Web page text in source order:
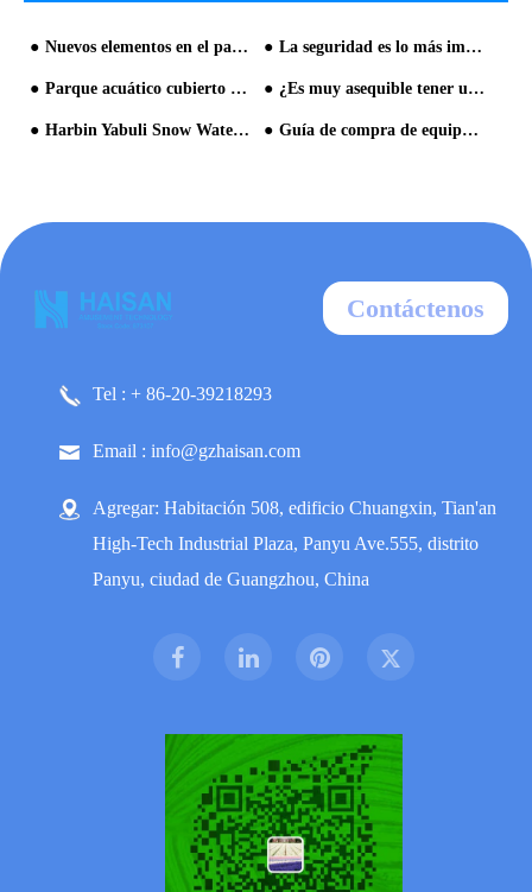
Nuevos elementos en el parque acuático La seguridad es lo más importante en la operación del parque acuático
Parque acuático cubierto convertido en popular ¿Es muy asequible tener un precio bajo en un parque acuático?
Harbin Yabuli Snow Water World abrió hasta veinte mil pasajeros en el primer día Guía de compra de equipo de parque acuático
Contáctenos
Tel : + 86-20-39218293
Email : info@gzhaisan.com
Agregar: Habitación 508, edificio Chuangxin, Tian'an
High-Tech Industrial Plaza, Panyu Ave.555, distrito
Panyu, ciudad de Guangzhou, China